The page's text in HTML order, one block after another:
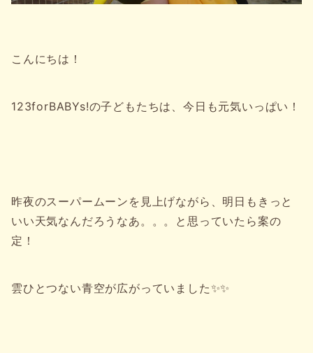
こんにちは！
123forBABYs!の子どもたちは、今日も元気いっぱい！
昨夜のスーパームーンを見上げながら、明日もきっと
いい天気なんだろうなあ。。。と思っていたら案の
定！
雲ひとつない青空が広がっていました✨✨